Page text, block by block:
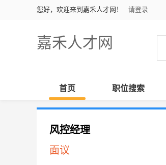
您好，欢迎来到嘉禾人才网！ 请登录
嘉禾人才网
首页 职位搜索
风控经理
面议